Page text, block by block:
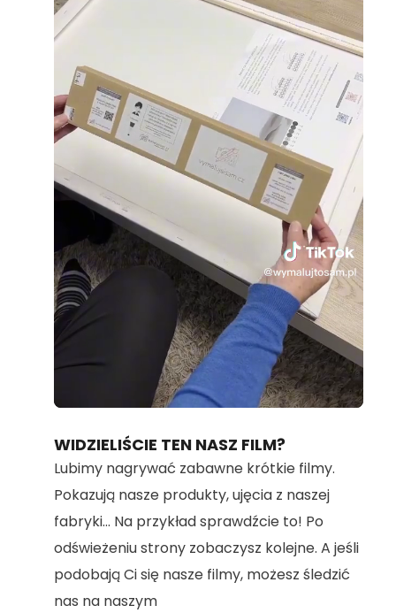
Loaded:
70.36%
WIDZIELIŚCIE TEN NASZ FILM?
Lubimy nagrywać zabawne krótkie filmy.
Pokazują nasze produkty, ujęcia z naszej
fabryki... Na przykład sprawdźcie to! Po
odświeżeniu strony zobaczysz kolejne. A jeśli
podobają Ci się nasze filmy, możesz śledzić
nas na naszym